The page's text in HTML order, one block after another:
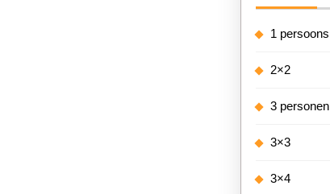
1 persoons
2×2
3 personen
3×3
3×4